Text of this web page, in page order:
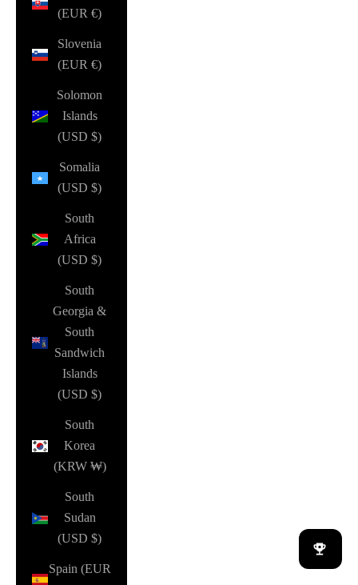
(EUR €)
Slovenia
(EUR €)
Solomon
Islands
(USD $)
Somalia
(USD $)
South
Africa
(USD $)
South
Georgia &
South
Sandwich
Islands
(USD $)
South
Korea
(KRW ₩)
South
Sudan
(USD $)
Spain (EUR